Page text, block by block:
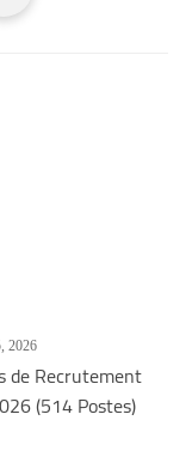
2026
de Recrutement
(514 Postes)